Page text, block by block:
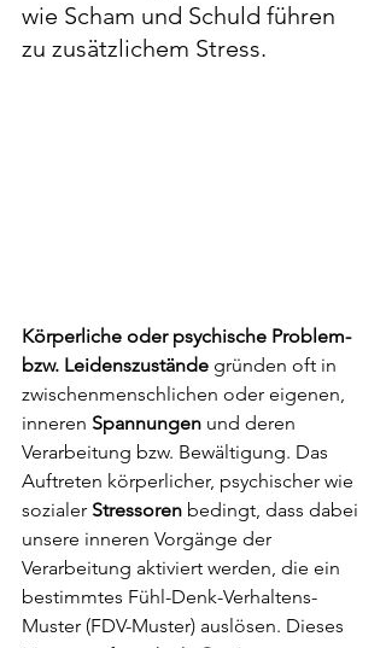
wie Scham und Schuld führen
zu zusätzlichem Stress.
Körperliche oder psychische Problem-
bzw. Leidenszustände gründen oft in
zwischenmenschlichen oder eigenen,
inneren Spannungen und deren
Verarbeitung bzw. Bewältigung. Das
Auftreten körperlicher, psychischer wie
sozialer Stressoren bedingt, dass dabei
unsere inneren Vorgänge der
Verarbeitung aktiviert werden, die ein
bestimmtes Fühl-Denk-Verhaltens-
Muster (FDV-Muster) auslösen. Dieses